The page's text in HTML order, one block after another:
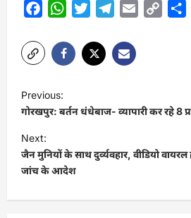
FacebookWhatsAppTwitterTelegram
Email
Copy
P
o
s
t
n
a
Previous:
गोरखपुर: बर्तन धंधेबाज- व्यापारी कर रहे 8
Next:
जैन मुनियों के साथ दुर्व्यवहार, वीडियो
जांच के आदेश